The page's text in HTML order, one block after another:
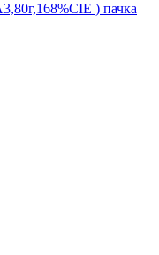
) пачка